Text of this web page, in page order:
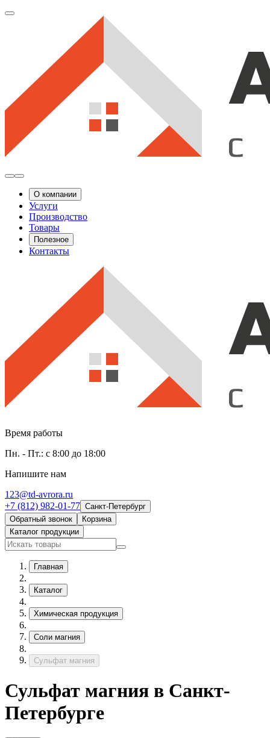
О компании
Услуги
Производство
Товары
Полезное
Контакты
Время работы
Пн. - Пт.: с 8:00 до 18:00
Напишите нам
123@td-avrora.ru
+7 (812) 982-01-77 Санкт-Петербург
Обратный звонок
Корзина
Каталог продукции
Главная
Каталог
Химическая продукция
Соли магния
Сульфат магния
Сульфат магния в Санкт-
Петербурге